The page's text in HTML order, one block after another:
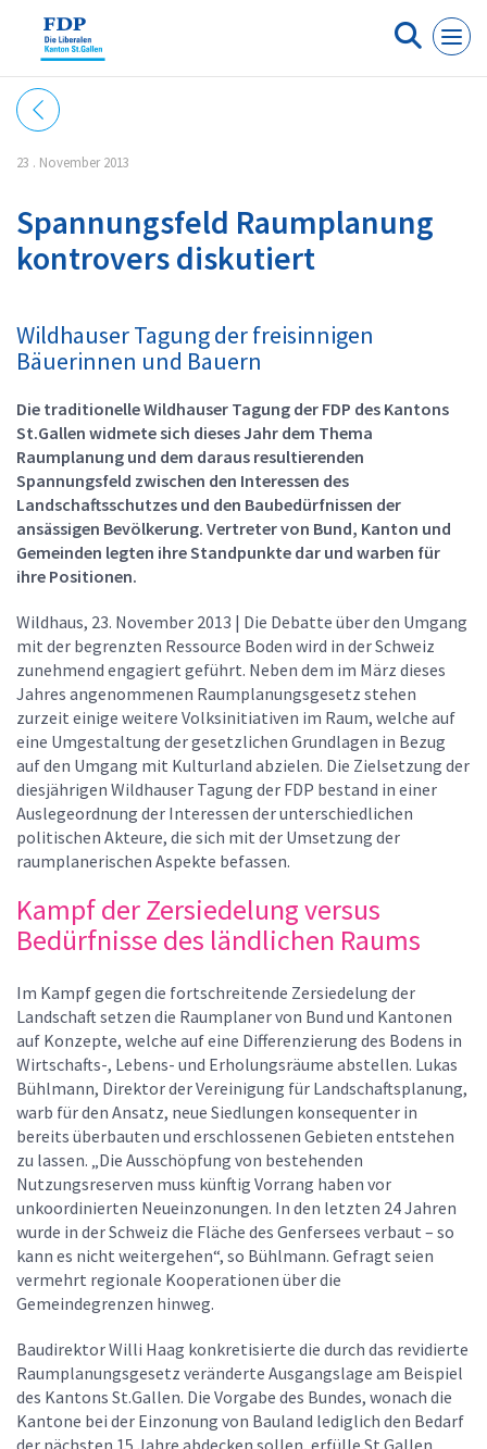
23 . November 2013
Spannungsfeld Raumplanung
kontrovers diskutiert
Wildhauser Tagung der freisinnigen
Bäuerinnen und Bauern
Die traditionelle Wildhauser Tagung der FDP des Kantons
St.Gallen widmete sich dieses Jahr dem Thema
Raumplanung und dem daraus resultierenden
Spannungsfeld zwischen den Interessen des
Landschaftsschutzes und den Baubedürfnissen der
ansässigen Bevölkerung. Vertreter von Bund, Kanton und
Gemeinden legten ihre Standpunkte dar und warben für
ihre Positionen.
Wildhaus, 23. November 2013 | Die Debatte über den Umgang
mit der begrenzten Ressource Boden wird in der Schweiz
zunehmend engagiert geführt. Neben dem im März dieses
Jahres angenommenen Raumplanungsgesetz stehen
zurzeit einige weitere Volksinitiativen im Raum, welche auf
eine Umgestaltung der gesetzlichen Grundlagen in Bezug
auf den Umgang mit Kulturland abzielen. Die Zielsetzung der
diesjährigen Wildhauser Tagung der FDP bestand in einer
Auslegeordnung der Interessen der unterschiedlichen
politischen Akteure, die sich mit der Umsetzung der
raumplanerischen Aspekte befassen.
Kampf der Zersiedelung versus
Bedürfnisse des ländlichen Raums
Im Kampf gegen die fortschreitende Zersiedelung der
Landschaft setzen die Raumplaner von Bund und Kantonen
auf Konzepte, welche auf eine Differenzierung des Bodens in
Wirtschafts-, Lebens- und Erholungsräume abstellen. Lukas
Bühlmann, Direktor der Vereinigung für Landschaftsplanung,
warb für den Ansatz, neue Siedlungen konsequenter in
bereits überbauten und erschlossenen Gebieten entstehen
zu lassen. „Die Ausschöpfung von bestehenden
Nutzungsreserven muss künftig Vorrang haben vor
unkoordinierten Neueinzonungen. In den letzten 24 Jahren
wurde in der Schweiz die Fläche des Genfersees verbaut – so
kann es nicht weitergehen“, so Bühlmann. Gefragt seien
vermehrt regionale Kooperationen über die
Gemeindegrenzen hinweg.
Baudirektor Willi Haag konkretisierte die durch das revidierte
Raumplanungsgesetz veränderte Ausgangslage am Beispiel
des Kantons St.Gallen. Die Vorgabe des Bundes, wonach die
Kantone bei der Einzonung von Bauland lediglich den Bedarf
der nächsten 15 Jahre abdecken sollen, erfülle St.Gallen
Cookie-Einstellungen